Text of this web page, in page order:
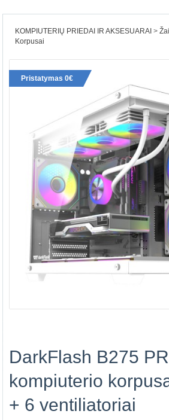
KOMPIUTERIŲ PRIEDAI IR AKSESUARAI
Korpusai
Pristatymas 0€
DarkFlash B275
kompiuterio
+ 6 ventiliatoriai